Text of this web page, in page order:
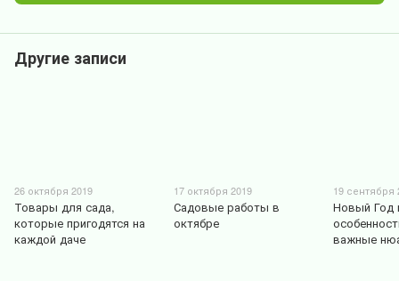
Другие записи
26 октября 2019
Товары для сада,
которые пригодятся на
каждой даче
17 октября 2019
Садовые работы в
октябре
19 сентября
Новый Год
важные